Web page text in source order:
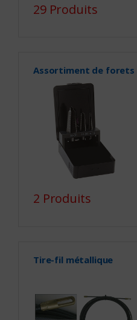
29 Produits
Assortiment de forets
2 Produits
Tire-fil métallique